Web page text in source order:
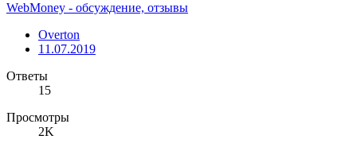
WebMoney - обсуждение, отзывы
Overton
11.07.2019
Ответы
15
Просмотры
2K